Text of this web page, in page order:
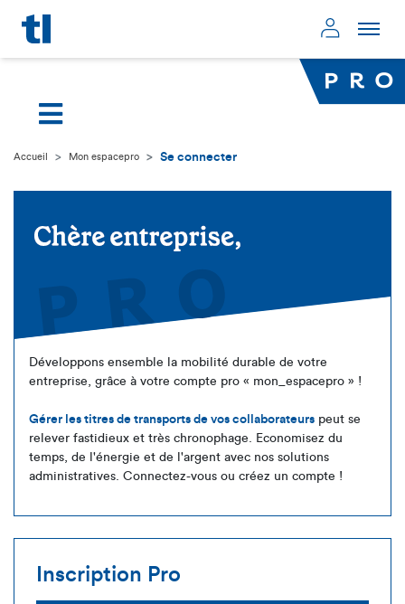
Page d'accueil Mon compte
Accueil Mon espacepro Se connecter
Développons ensemble la mobilité durable de votre
entreprise, grâce à votre compte pro « mon_espacepro » !
Gérer les titres de transports de vos collaborateurs peut se
relever fastidieux et très chronophage. Economisez du
temps, de l'énergie et de l'argent avec nos solutions
administratives. Connectez-vous ou créez un compte !
Inscription Pro